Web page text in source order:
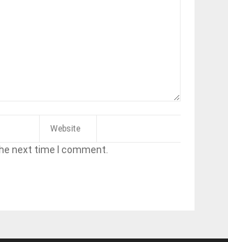
next time I comment.